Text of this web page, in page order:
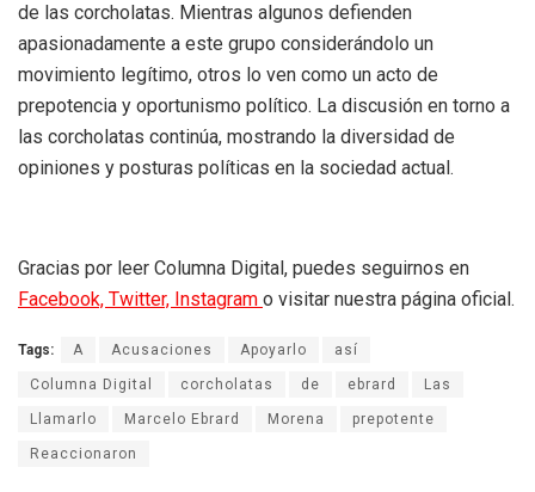
de las corcholatas. Mientras algunos defienden
apasionadamente a este grupo considerándolo un
movimiento legítimo, otros lo ven como un acto de
prepotencia y oportunismo político. La discusión en torno a
las corcholatas continúa, mostrando la diversidad de
opiniones y posturas políticas en la sociedad actual.
Gracias por leer Columna Digital, puedes seguirnos en
Facebook, Twitter, Instagram o visitar nuestra página oficial.
Tags: A Acusaciones Apoyarlo así
Columna Digital corcholatas de ebrard Las
Llamarlo Marcelo Ebrard Morena prepotente
Reaccionaron